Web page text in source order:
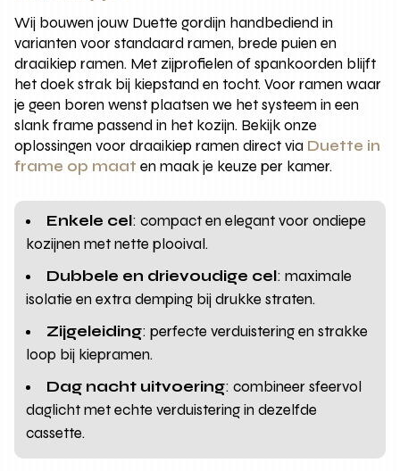
Wij bouwen jouw Duette gordijn handbediend in
varianten voor standaard ramen, brede puien en
draaikiep ramen. Met zijprofielen of spankoorden blijft
het doek strak bij kiepstand en tocht. Voor ramen waar
je geen boren wenst plaatsen we het systeem in een
slank frame passend in het kozijn. Bekijk onze
oplossingen voor draaikiep ramen direct via Duette in
frame op maat en maak je keuze per kamer.
Enkele cel: compact en elegant voor ondiepe
kozijnen met nette plooival.
Dubbele en drievoudige cel: maximale
isolatie en extra demping bij drukke straten.
Zijgeleiding: perfecte verduistering en strakke
loop bij kiepramen.
Dag nacht uitvoering: combineer sfeervol
daglicht met echte verduistering in dezelfde
cassette.